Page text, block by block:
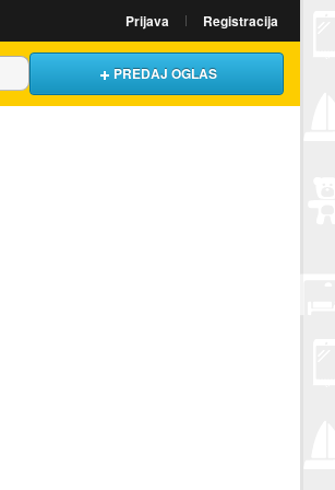
Prijava Registracija
PREDAJ OGLAS